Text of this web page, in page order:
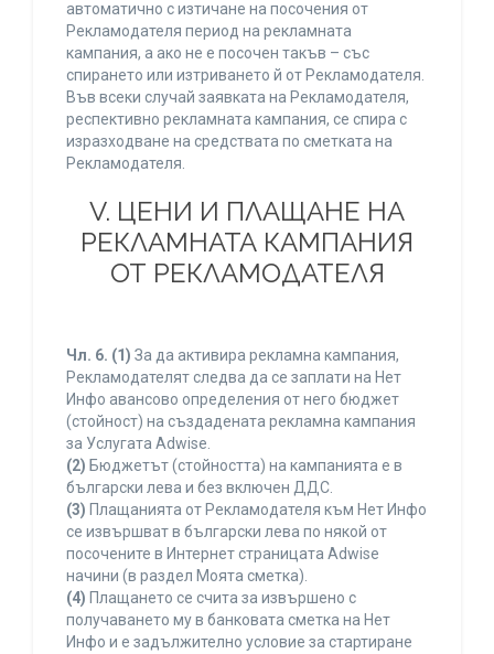
автоматично с изтичане на посочения от
Рекламодателя период на рекламната
кампания, а ако не е посочен такъв – със
спирането или изтриването й от Рекламодателя.
Във всеки случай заявката на Рекламодателя,
респективно рекламната кампания, се спира с
изразходване на средствата по сметката на
Рекламодателя.
V. ЦЕНИ И ПЛАЩАНЕ НА
РЕКЛАМНАТА КАМПАНИЯ
ОТ РЕКЛАМОДАТЕЛЯ
Чл. 6. (1) За да активира рекламна кампания,
Рекламодателят следва да се заплати на Нет
Инфо авансово определения от него бюджет
(стойност) на създадената рекламна кампания
за Услугата Adwise.
(2) Бюджетът (стойността) на кампанията е в
български лева и без включен ДДС.
(3) Плащанията от Рекламодателя към Нет Инфо
се извършват в български лева по някой от
посочените в Интернет страницата Adwise
начини (в раздел Моята сметка).
(4) Плащането се счита за извършено с
получаването му в банковата сметка на Нет
Инфо и е задължително условие за стартиране